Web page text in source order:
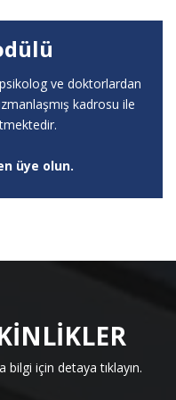
ve doktorlardan
kadrosu ile
üye olun.
için detaya tıklayın.